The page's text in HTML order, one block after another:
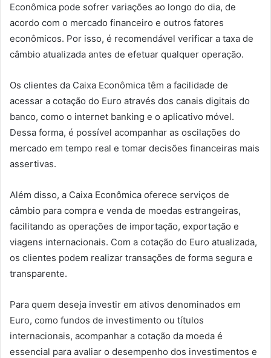
Econômica pode sofrer variações ao longo do dia, de
acordo com o mercado financeiro e outros fatores
econômicos. Por isso, é recomendável verificar a taxa de
câmbio atualizada antes de efetuar qualquer operação.
Os clientes da Caixa Econômica têm a facilidade de
acessar a cotação do Euro através dos canais digitais do
banco, como o internet banking e o aplicativo móvel.
Dessa forma, é possível acompanhar as oscilações do
mercado em tempo real e tomar decisões financeiras mais
assertivas.
Além disso, a Caixa Econômica oferece serviços de
câmbio para compra e venda de moedas estrangeiras,
facilitando as operações de importação, exportação e
viagens internacionais. Com a cotação do Euro atualizada,
os clientes podem realizar transações de forma segura e
transparente.
Para quem deseja investir em ativos denominados em
Euro, como fundos de investimento ou títulos
internacionais, acompanhar a cotação da moeda é
essencial para avaliar o desempenho dos investimentos e